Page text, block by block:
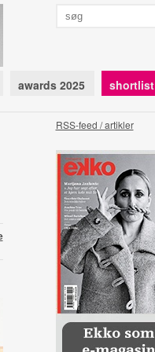
awards 2025 shortlist
RSS-feed / artikler